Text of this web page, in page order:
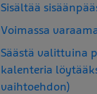
Sisältää
Voimassa
Säästä valittuina
kalenteria
vaihtoehdon)